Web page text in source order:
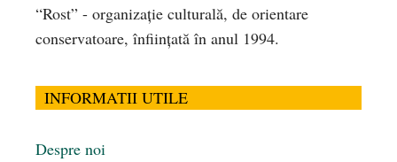
“Rost” - organizaţie culturală, de orientare
conservatoare, înfiinţată în anul 1994.
INFORMATII UTILE
Despre noi